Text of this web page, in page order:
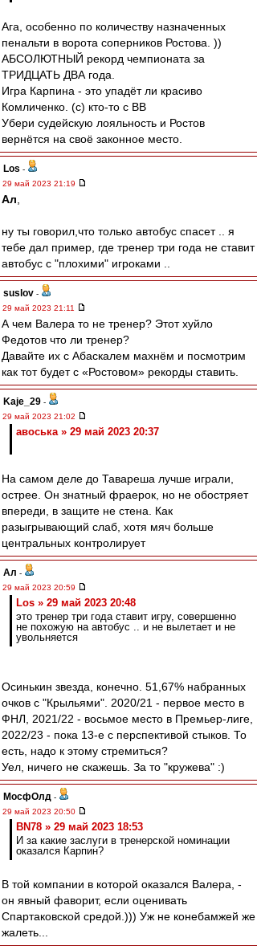
Ага, особенно по количеству назначенных
пенальти в ворота соперников Ростова. ))
АБСОЛЮТНЫЙ рекорд чемпионата за
ТРИДЦАТЬ ДВА года.
Игра Карпина - это упадёт ли красиво
Комличенко. (с) кто-то с ВВ
Убери судейскую лояльность и Ростов
вернётся на своё законное место.
Los -
29 май 2023 21:19
Ал
ну ты говорил,что только автобус спасет .. я
тебе дал пример, где тренер три года не ставит
автобус с "плохими" игроками ..
suslov -
29 май 2023 21:11
А чем Валера то не тренер? Этот хуйло
Федотов что ли тренер?
Давайте их с Абаскалем махнём и посмотрим
как тот будет с «Ростовом» рекорды ставить.
Kaje_29 -
29 май 2023 21:02
авоська » 29 май 2023 20:37
На самом деле до Тавареша лучше играли,
острее. Он знатный фраерок, но не обостряет
впереди, в защите не стена. Как
разыгрывающий слаб, хотя мяч больше
центральных контролирует
Ал -
29 май 2023 20:59
Los » 29 май 2023 20:48
это тренер три года ставит игру, совершенно
не похожую на автобус .. и не вылетает и не
увольняется
Осинькин звезда, конечно. 51,67% набранных
очков с "Крыльями". 2020/21 - первое место в
ФНЛ, 2021/22 - восьмое место в Премьер-лиге,
2022/23 - пока 13-е с перспективой стыков. То
есть, надо к этому стремиться?
Уел, ничего не скажешь. За то "кружева" :)
МосфОлд -
29 май 2023 20:50
BN78 » 29 май 2023 18:53
И за какие заслуги в тренерской номинации
оказался Карпин?
В той компании в которой оказался Валера, -
он явный фаворит, если оценивать
Спартаковской средой.))) Уж не конебамжей же
жалеть...